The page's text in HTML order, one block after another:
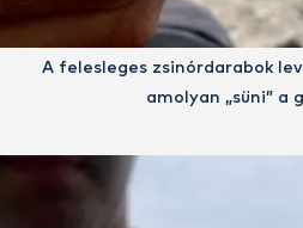
A felesleges zsinórdarabok
amolyan „süni” a